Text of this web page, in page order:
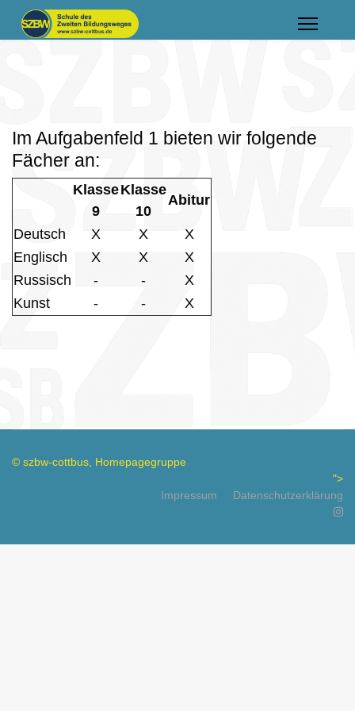
Im Aufgabenfeld 1 bieten wir folgende
Fächer an:
Klasse
9
Klasse
10
Abitur
Deutsch X X
X
Englisch
X X
X
Russisch
- -
X
Kunst
- - X
© szbw-cottbus, Homepagegruppe
Impressum
">
Datenschutzerklärung